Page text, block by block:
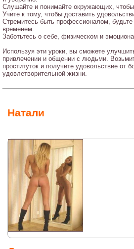
Слушайте и понимайте окружающих,
Учите к тому, чтобы доставить
Стремитесь быть профессионалом,
временем.
Заботьтесь о себе, физическом и
Используя эти уроки, вы сможете
привлечении и общении с людьми.
проституток и получите удовольствие от
удовлетворительной жизни.
Натали